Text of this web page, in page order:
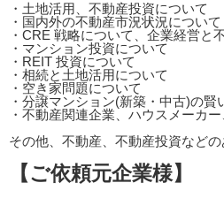
・土地活用、不動産投資について
・国内外の不動産市況状況について
・CRE 戦略について、企業経営と
・マンション投資について
・REIT 投資について
・相続と土地活用について
・空き家問題について
・分譲マンション(新築・中古)の
・不動産関連企業、ハウスメーカ
その他、不動産、不動産投資など
【ご依頼元企業様】